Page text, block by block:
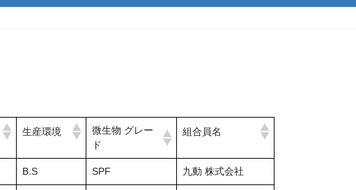
生産環境
微生物 グレー
ド
組合員名
B.S SPF 九動 株式会社